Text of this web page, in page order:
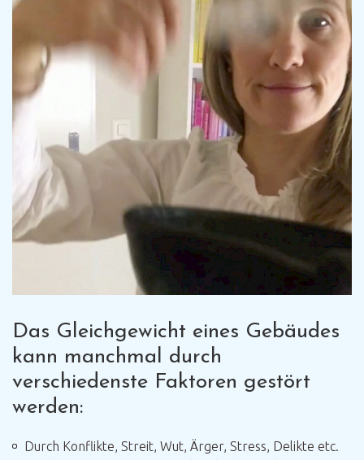
Das Gleichgewicht eines Gebäudes
kann manchmal durch
verschiedenste Faktoren gestört
werden:
Durch Konflikte, Streit, Wut, Ärger, Stress, Delikte etc.